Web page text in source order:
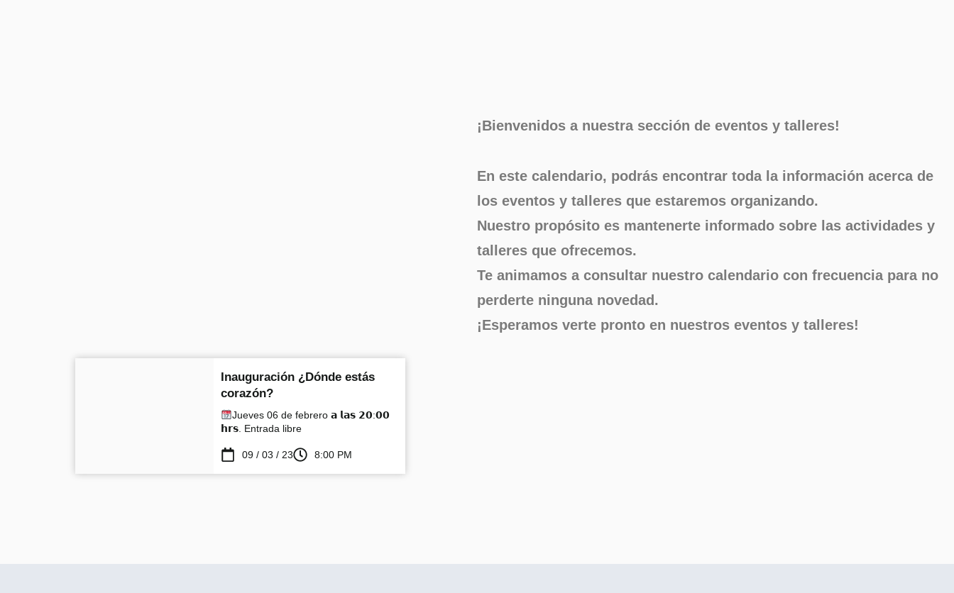
Inauguración ¿Dónde estás
corazón?
Jueves 06 de febrero 𝗮 𝗹𝗮𝘀 𝟮𝟬:𝟬𝟬
𝗵𝗿𝘀. Entrada libre
09 / 03 / 23 8:00 PM
¡Bienvenidos a nuestra sección de eventos y talleres!
En este calendario, podrás encontrar toda la información acerca de
los eventos y talleres que estaremos organizando.
Nuestro propósito es mantenerte informado sobre las actividades y
talleres que ofrecemos.
Te animamos a consultar nuestro calendario con frecuencia para no
perderte ninguna novedad.
¡Esperamos verte pronto en nuestros eventos y talleres!